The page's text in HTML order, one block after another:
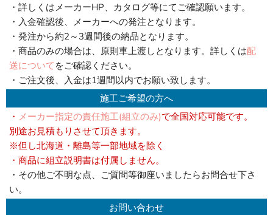
・詳しくはメーカーHP、カタログ等にてご確認願います。
・入金確認後、メーカーへの発注となります。
・発注から約2～3週間後の納品となります。
・商品のみの場合は、原則車上渡しとなります。詳しくは配
送について をご確認ください。
・ご注文後、入金は1週間以内でお願い致します。
施工ご希望の方へ
・ メーカー指定の責任施工(組立のみ)で全国対応可能です。
別途お見積もりさせて頂きます。
※但し北海道・離島等一部地域を除く
・商品に組立説明書は付属しません。
・その他ご不明な点、ご質問等御座いましたらお問合せ下さ
い。
お問い合わせ